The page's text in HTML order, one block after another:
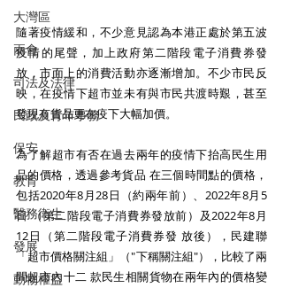
大灣區
兩會
司法及法律
民政及青年事務
保安
教育
醫務衛生
發展
動物權益
隨著疫情緩和，不少意見認為本港正處於第五波
疫情的尾聲，加上政府第二階段電子消費券發
放，市面上的消費活動亦逐漸增加。不少市民反
映，在疫情下超市並未有與市民共渡時艱，甚至
發現有貨品更在疫下大幅加價。
為了解超市有否在過去兩年的疫情下抬高民生用
品的價格，透過參考貨品 在三個時間點的價格，
包括2020年8月28日（約兩年前）、2022年8月5
日 （第二階段電子消費券發放前）及2022年8月
12日（第二階段電子消費券發 放後），民建聯
「超市價格關注組」（"下稱關注組"），比較了兩
間超市內十二 款民生相關貨物在兩年內的價格變